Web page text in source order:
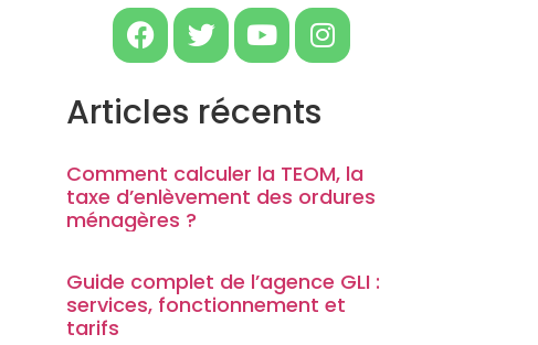
Articles récents
Comment calculer la TEOM, la
taxe d’enlèvement des ordures
ménagères ?
Guide complet de l’agence GLI :
services, fonctionnement et
tarifs